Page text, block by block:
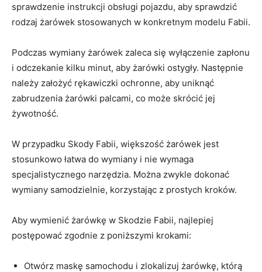
sprawdzenie instrukcji obsługi pojazdu, aby sprawdzić
rodzaj żarówek stosowanych w konkretnym modelu⁢ Fabii.
Podczas wymiany żarówek zaleca ⁤się⁢ wyłączenie​ zapłonu
⁤i odczekanie kilku minut, aby ​żarówki ostygły. Następnie⁢
należy założyć rękawiczki ochronne, ⁤aby uniknąć
⁤zabrudzenia żarówki palcami, co może skrócić jej
‍żywotność.
W przypadku Skody Fabii, większość żarówek jest
stosunkowo łatwa do wymiany i nie wymaga
specjalistycznego narzędzia. Można zwykle dokonać
wymiany samodzielnie, korzystając z prostych kroków.
Aby wymienić żarówkę w ⁣Skodzie Fabii, najlepiej
postępować zgodnie z poniższymi krokami:
Otwórz maskę samochodu i zlokalizuj żarówkę, którą